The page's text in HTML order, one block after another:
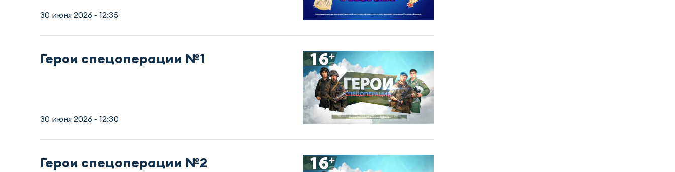
30 июня 2026 - 12:35
Герои спецоперации №1
30 июня 2026 - 12:30
Герои спецоперации №2